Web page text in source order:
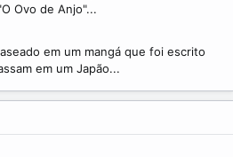
Ovo de Anjo"...
em um mangá que foi escrito
em um Japão...